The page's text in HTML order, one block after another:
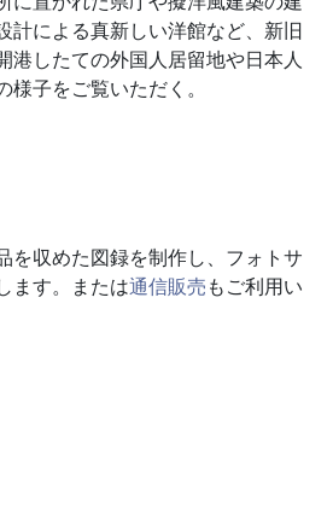
計による真新しい洋館など、新旧
港したての外国人居留地や日本人
様子をご覧いただく。
を収めた図録を制作し、フォトサ
ます。または通信販売 もご利用い